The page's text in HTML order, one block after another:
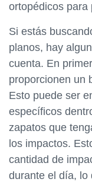
ortopédicos para
Si estás
planos, hay
cuenta. En
proporcionen un
Esto puede ser
específicos
zapatos que
los impactos.
cantidad de
durante el día, lo